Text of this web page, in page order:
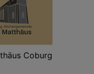
Coburg